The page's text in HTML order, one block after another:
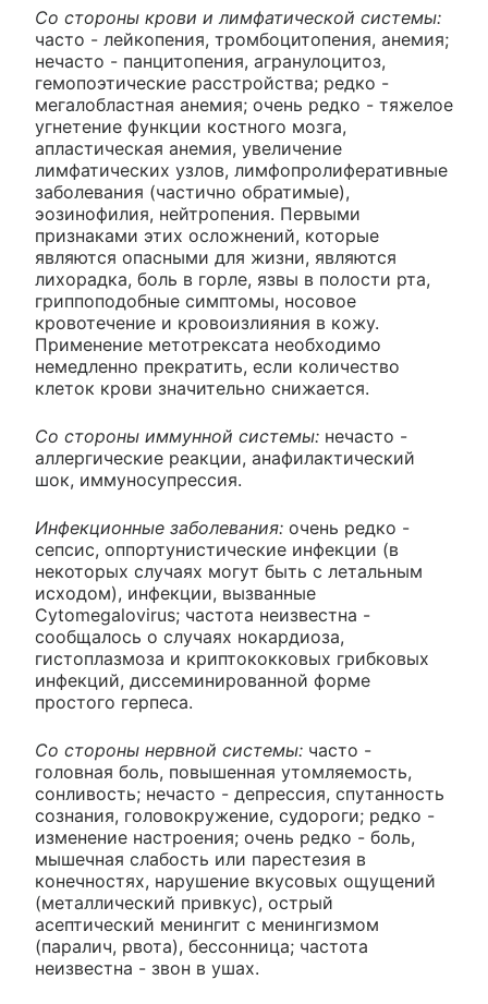
Со стороны крови и лимфатической системы:
часто - лейкопения, тромбоцитопения, анемия;
нечасто - панцитопения, агранулоцитоз,
гемопоэтические расстройства; редко -
мегалобластная анемия; очень редко - тяжелое
угнетение функции костного мозга,
апластическая анемия, увеличение
лимфатических узлов, лимфопролиферативные
заболевания (частично обратимые),
эозинофилия, нейтропения. Первыми
признаками этих осложнений, которые
являются опасными для жизни, являются
лихорадка, боль в горле, язвы в полости рта,
гриппоподобные симптомы, носовое
кровотечение и кровоизлияния в кожу.
Применение метотрексата необходимо
немедленно прекратить, если количество
клеток крови значительно снижается.
Со стороны иммунной системы: нечасто -
аллергические реакции, анафилактический
шок, иммуносупрессия.
Инфекционные заболевания: очень редко -
сепсис, оппортунистические инфекции (в
некоторых случаях могут быть с летальным
исходом), инфекции, вызванные
Cytomegalovirus; частота неизвестна -
сообщалось о случаях нокардиоза,
гистоплазмоза и криптококковых грибковых
инфекций, диссеминированной форме
простого герпеса.
Со стороны нервной системы: часто -
головная боль, повышенная утомляемость,
сонливость; нечасто - депрессия, спутанность
сознания, головокружение, судороги; редко -
изменение настроения; очень редко - боль,
мышечная слабость или парестезия в
конечностях, нарушение вкусовых ощущений
(металлический привкус), острый
асептический менингит с менингизмом
(паралич, рвота), бессонница; частота
неизвестна - звон в ушах.